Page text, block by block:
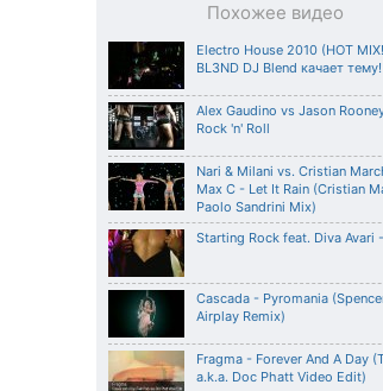
Похожее видео
Electro House 2010 (HOT
BL3ND DJ Blend качает тему!
Alex Gaudino vs Jason
Rock 'n' Roll
Nari & Milani vs. Cristian
Max C - Let It Rain (Cristian
Paolo Sandrini Mix)
Starting Rock feat. Diva Avari
Cascada - Pyromania
Airplay Remix)
Fragma - Forever And A Day
a.k.a. Doc Phatt Video Edit)